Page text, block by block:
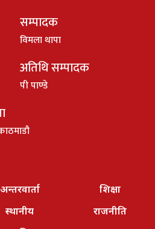
सम्पादक
विमला थापा
अतिथि सम्पादक
पी पाण्डे
अन्तरवार्ता
स्थानीय
शिक्षा
राजनीति